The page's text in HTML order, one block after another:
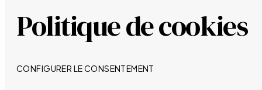
Politique de cookies
CONFIGURER LE CONSENTEMENT